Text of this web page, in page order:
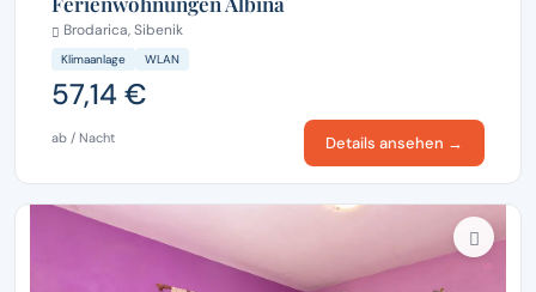
Brodarica, Sibenik
Klimaanlage WLAN
57,14 €
ab / Nacht Details ansehen →